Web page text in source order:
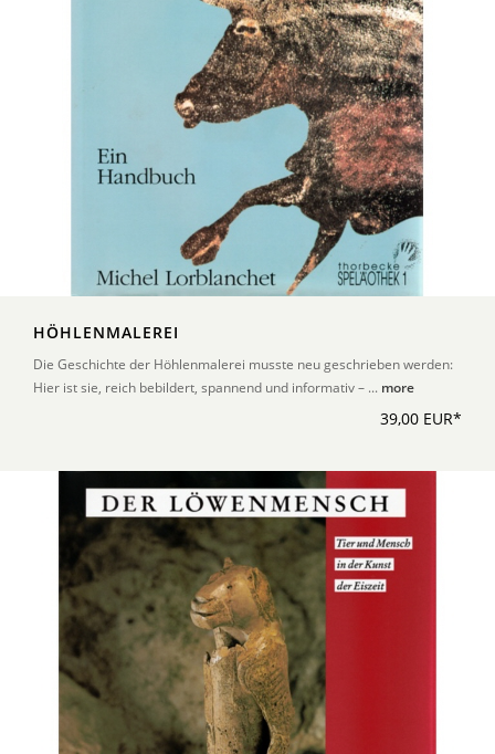
HÖHLENMALEREI
Die Geschichte der Höhlenmalerei musste neu geschrieben werden:
Hier ist sie, reich bebildert, spannend und informativ – ... more
39,00 EUR*